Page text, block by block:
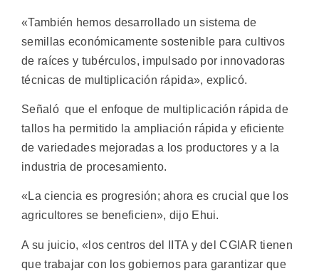
«También hemos desarrollado un sistema de
semillas económicamente sostenible para cultivos
de raíces y tubérculos, impulsado por innovadoras
técnicas de multiplicación rápida», explicó.
Señaló que el enfoque de multiplicación rápida de
tallos ha permitido la ampliación rápida y eficiente
de variedades mejoradas a los productores y a la
industria de procesamiento.
«La ciencia es progresión; ahora es crucial que los
agricultores se beneficien», dijo Ehui.
A su juicio, «los centros del IITA y del CGIAR tienen
que trabajar con los gobiernos para garantizar que